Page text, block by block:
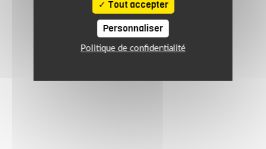
Tout accepter
Personnaliser
Politique de confidentialité